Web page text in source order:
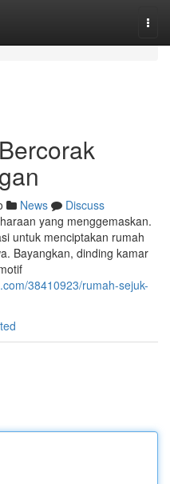
News
Discuss
yang menggemaskan.
untuk menciptakan rumah
Bayangkan, dinding kamar
38410923/rumah-sejuk-